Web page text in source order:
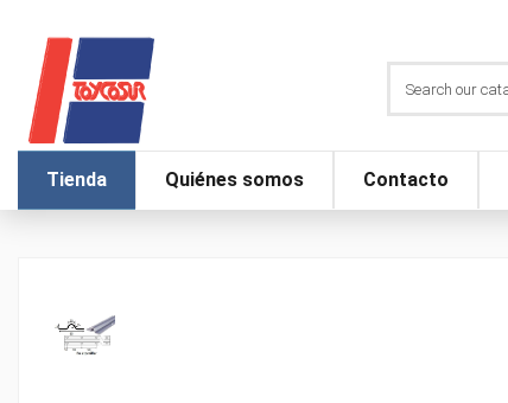
Tienda Quiénes somos Contacto